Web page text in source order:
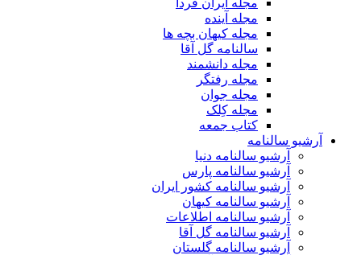
مجله ایران فردا
مجله آینده
مجله کیهان بچه ها
سالنامه گل آقا
مجله دانشمند
مجله رفتگر
مجله جوان
مجله کِلک
کتاب جمعه
آرشیو سالنامه
آرشیو سالنامه دنیا
آرشیو سالنامه پارس
آرشیو سالنامه کشور ایران
آرشیو سالنامه کیهان
آرشیو سالنامه اطلاعات
آرشیو سالنامه گل آقا
آرشیو سالنامه گلستان